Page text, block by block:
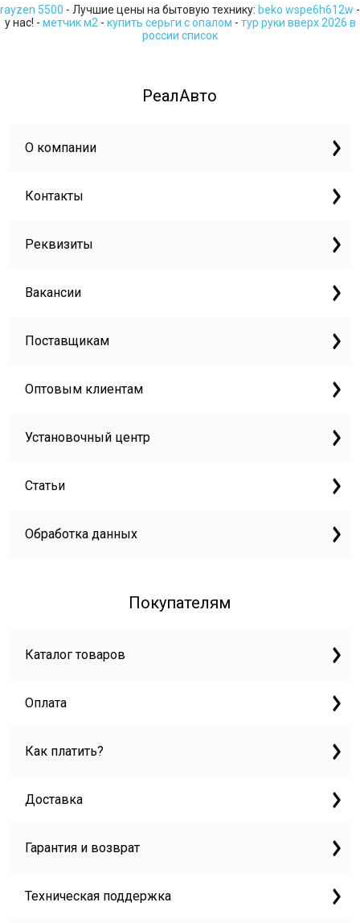
rayzen 5500 - Лучшие цены на бытовую технику: beko wspe6h612w -
у нас! - метчик м2 - купить серьги с опалом - тур руки вверх 2026 в
россии список
РеалАвто
О компании
Контакты
Реквизиты
Вакансии
Поставщикам
Оптовым клиентам
Установочный центр
Статьи
Обработка данных
Покупателям
Каталог товаров
Оплата
Как платить?
Доставка
Гарантия и возврат
Техническая поддержка